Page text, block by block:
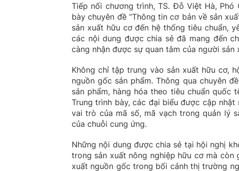
Tiếp nối chương trình, TS. Đỗ Việt Hà,
bày chuyên đề “Thông tin cơ bản về sản
sản xuất hữu cơ đến hệ thống tiêu chuẩn,
các nội dung được chia sẻ đã mang đến
càng nhận được sự quan tâm của người sản
Không chỉ tập trung vào sản xuất hữu cơ,
nguồn gốc sản phẩm. Thông qua chuyên
sản phẩm, hàng hóa theo tiêu chuẩn quốc
Trung trình bày, các đại biểu được cập
vai trò của mã số, mã vạch trong quản lý
của chuỗi cung ứng.
Những nội dung được chia sẻ tại hội nghị
trong sản xuất nông nghiệp hữu cơ mà
xuất nguồn gốc trong bối cảnh thị trường